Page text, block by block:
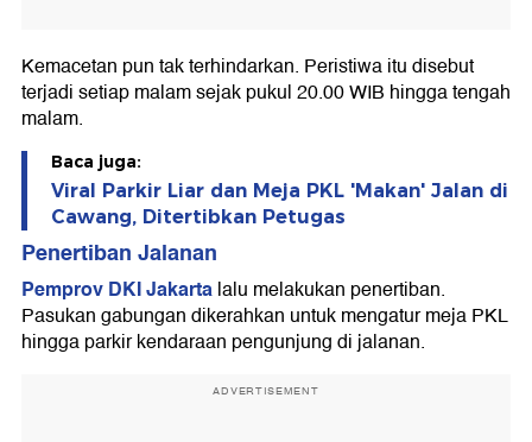
Kemacetan pun tak terhindarkan. Peristiwa itu disebut
terjadi setiap malam sejak pukul 20.00 WIB hingga tengah
malam.
Baca juga:
Viral Parkir Liar dan Meja PKL 'Makan' Jalan di
Cawang, Ditertibkan Petugas
Penertiban Jalanan
Pemprov DKI Jakartalalu melakukan penertiban.
Pasukan gabungan dikerahkan untuk mengatur meja PKL
hingga parkir kendaraan pengunjung di jalanan.
ADVERTISEMENT